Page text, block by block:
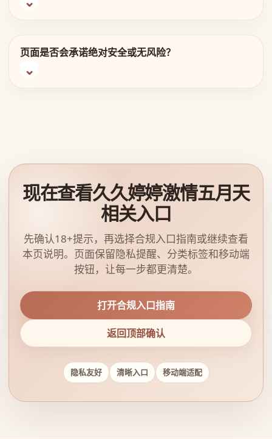
页面是否会承诺绝对安全或无风险？
现在查看久久婷婷激情五月天
相关入口
先确认18+提示，再选择合规入口指南或继续查看
本页说明。页面保留隐私提醒、分类标签和移动端
按钮，让每一步都更清楚。
打开合规入口指南
返回顶部确认
隐私友好 清晰入口 移动端适配